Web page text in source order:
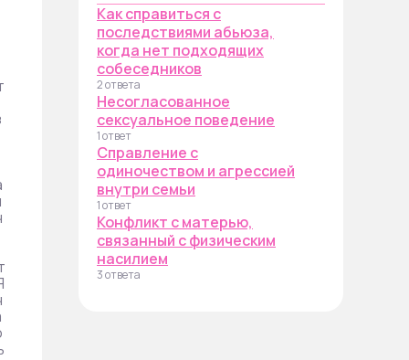
Как справиться с
последствиями абьюза,
когда нет подходящих
собеседников
2 ответа
Несогласованное
сексуальное поведение
1 ответ
Справление с
одиночеством и агрессией
внутри семьи
1 ответ
Конфликт с матерью,
связанный с физическим
насилием
3 ответа